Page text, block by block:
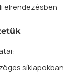
elrendezésben
síklapokban